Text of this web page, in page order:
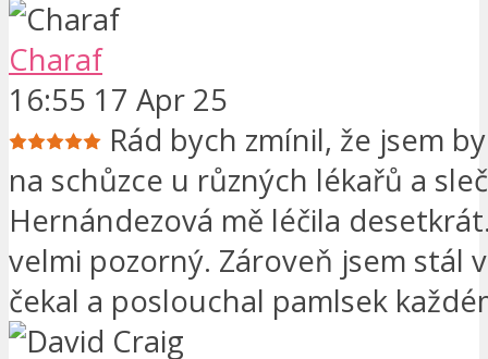
Charaf
16:55 17 Apr 25
Rád bych zmínil, že jsem
na schůzce u různých lékařů a
Hernándezová mě léčila
velmi pozorný. Zároveň jsem stál
čekal a poslouchal pamlsek